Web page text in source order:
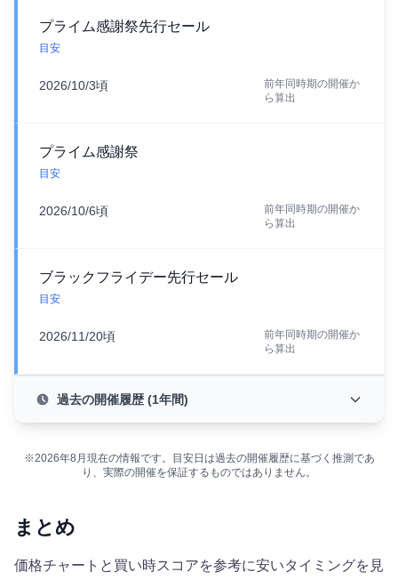
プライム感謝祭先行セール
目安
2026/10/3頃
前年同時期の開催か
ら算出
プライム感謝祭
目安
2026/10/6頃
前年同時期の開催か
ら算出
ブラックフライデー先行セール
目安
2026/11/20頃
前年同時期の開催か
ら算出
過去の開催履歴 (1年間)
※2026年8月現在の情報です。目安日は過去の開催履歴に基づく推測であ
り、実際の開催を保証するものではありません。
まとめ
価格チャートと買い時スコアを参考に安いタイミングを見